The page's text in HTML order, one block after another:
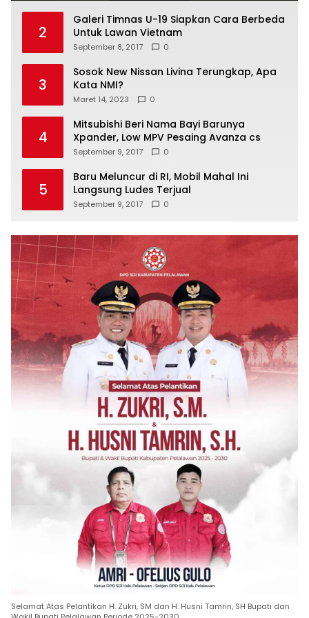
2
Galeri Timnas U-19 Siapkan Cara Berbeda
Untuk Lawan Vietnam
September 8, 2017 0
3
Sosok New Nissan Livina Terungkap, Apa
Kata NMI?
Maret 14, 2023 0
4
Mitsubishi Beri Nama Bayi Barunya
Xpander, Low MPV Pesaing Avanza cs
September 9, 2017 0
5
Baru Meluncur di RI, Mobil Mahal Ini
Langsung Ludes Terjual
September 9, 2017 0
Selamat Atas Pelantikan H. Zukri, SM dan H. Husni Tamrin, SH Bupati dan